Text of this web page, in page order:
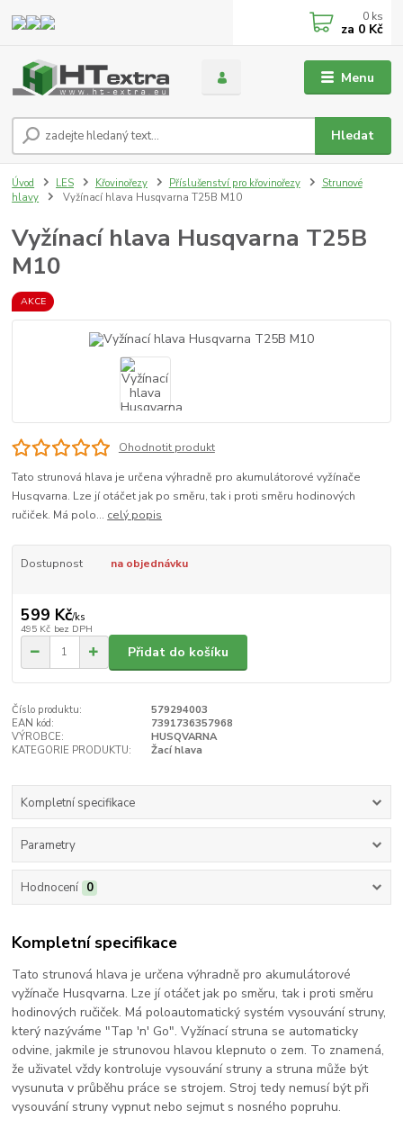
Menu
Hledat
0 ks
za 0 Kč
Úvod LES Křovinořezy Příslušenství pro křovinořezy
Strunové
hlavy
Vyžínací hlava Husqvarna T25B M10
Vyžínací hlava Husqvarna T25B
M10
AKCE
Ohodnotit produkt
Tato strunová hlava je určena výhradně pro akumulátorové vyžínače
Husqvarna. Lze jí otáčet jak po směru, tak i proti směru hodinových
ručiček. Má polo... celý popis
Dostupnost na objednávku
599 Kč/ks
495 Kč bez DPH
Přidat do košíku
Číslo produktu:
579294003
EAN kód:
7391736357968
VÝROBCE:
HUSQVARNA
KATEGORIE PRODUKTU:
Žací hlava
Kompletní specifikace
Parametry
Hodnocení 0
Kompletní specifikace
Tato strunová hlava je určena výhradně pro akumulátorové
vyžínače Husqvarna. Lze jí otáčet jak po směru, tak i proti směru
hodinových ručiček. Má poloautomatický systém vysouvání struny,
který nazýváme "Tap 'n' Go". Vyžínací struna se automaticky
odvine, jakmile je strunovou hlavou klepnuto o zem. To znamená,
že uživatel vždy kontroluje vysouvání struny a struna může být
vysunuta v průběhu práce se strojem. Stroj tedy nemusí být při
vysouvání struny vypnut nebo sejmut s nosného popruhu.